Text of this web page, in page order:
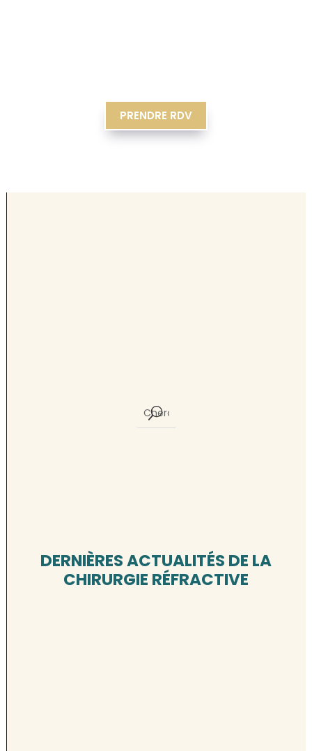
PRENDRE RDV
DERNIÈRES ACTUALITÉS DE LA
CHIRURGIE RÉFRACTIVE